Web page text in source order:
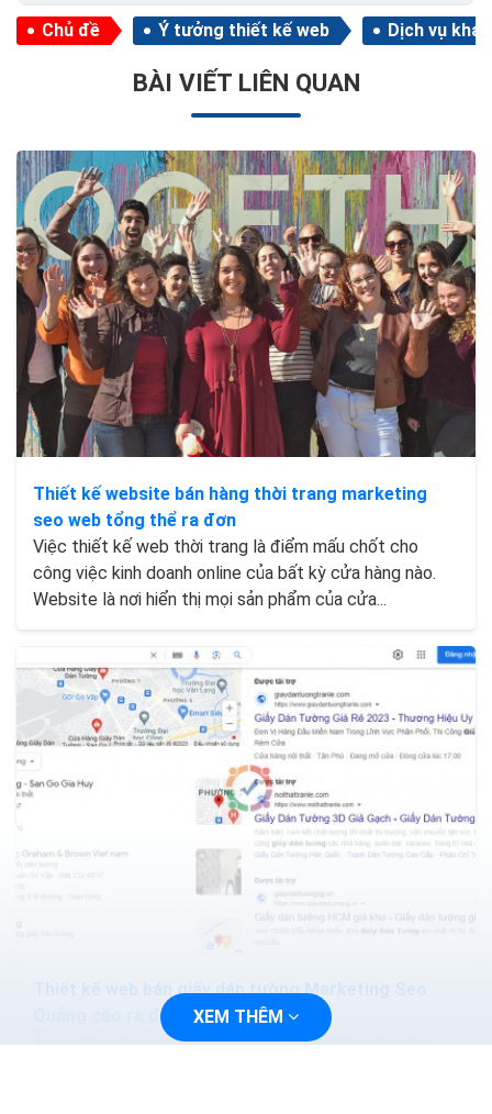
Chủ đề Ý tưởng thiết kế web Dịch vụ
BÀI VIẾT LIÊN QUAN
Thiết kế website bán hàng thời trang marketing
seo web tổng thể ra đơn
Việc thiết kế web thời trang là điểm mấu chốt cho
công việc kinh doanh online của bất kỳ cửa hàng nào.
Website là nơi hiển thị mọi sản phẩm của cửa...
Thiết kế web bán giấy dán tường Marketing Seo
Quảng cáo ra đơn 100%
Trong thời đại công nghệ 4.0 việc marketing hay tiếp
XEM THÊM